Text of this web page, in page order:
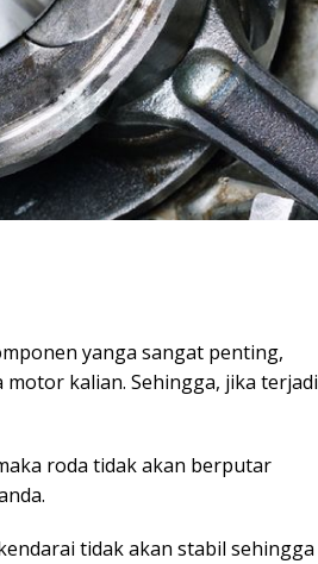
yanga sangat penting,
kalian. Sehingga, jika terjadi
roda tidak akan berputar
tidak akan stabil sehingga